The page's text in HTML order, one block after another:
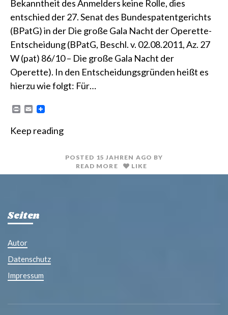
Bekanntheit des Anmelders keine Rolle, dies
entschied der 27. Senat des Bundespatentgerichts
(BPatG) in der Die große Gala Nacht der Operette-
Entscheidung (BPatG, Beschl. v. 02.08.2011, Az. 27
W (pat) 86/10 – Die große Gala Nacht der
Operette). In den Entscheidungsgründen heißt es
hierzu wie folgt: Für…
n
E
i
Keep reading
POSTED 15 JAHREN AGO BY
READ MORE
LIKE
Seiten
Autor
Datenschutz
Impressum